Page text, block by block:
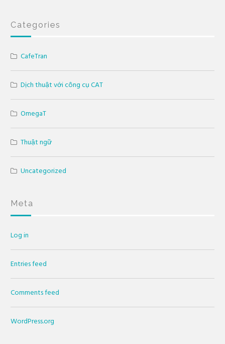
Categories
CafeTran
Dịch thuật với công cụ CAT
OmegaT
Thuật ngữ
Uncategorized
Meta
Log in
Entries feed
Comments feed
WordPress.org